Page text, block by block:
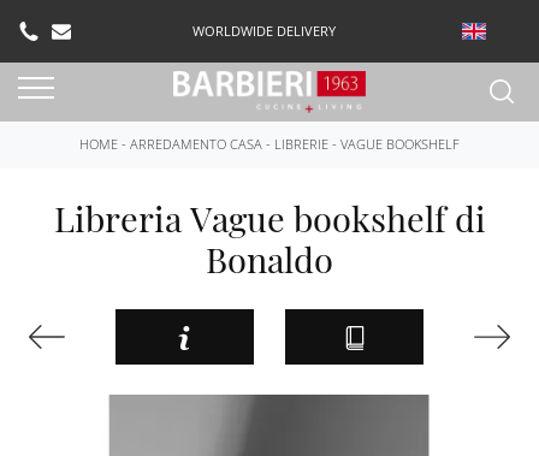
WORLDWIDE DELIVERY
HOME - ARREDAMENTO CASA - LIBRERIE - VAGUE BOOKSHELF
Libreria Vague bookshelf di
Bonaldo